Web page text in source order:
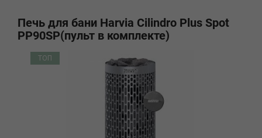
Печь для бани Harvia Cilindro Plus Spot
PP90SP(пульт в комплекте)
ТОП